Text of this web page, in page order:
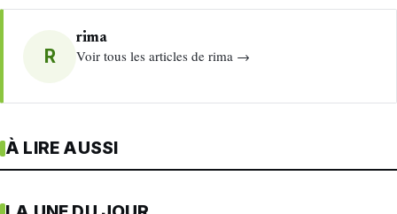
R
rima
Voir tous les articles de rima →
À LIRE AUSSI